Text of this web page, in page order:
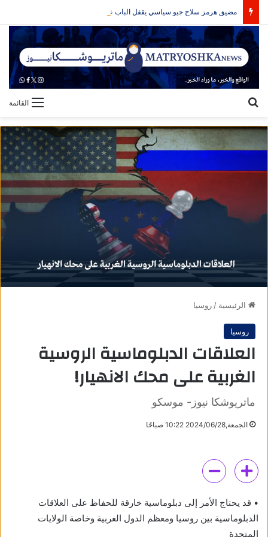
مضيق هرمز سلاح جيو سياسي يقفل الباب على الحرب
القائمة
الرئيسية /روسيا
روسيا
العلاقات الدبلوماسية الروسية
الغربية على محك الانهيار!
ماتريوشكا نيوز- موسكو
الجمعة,2024/06/28 10:22 صباحًا
• قد يحتاج الأمر إلى دبلوماسية خارقة للحفاظ على العلاقات
الدبلوماسية بين روسيا ومعظم الدول الغربية وخاصة الولايات
المتحدة